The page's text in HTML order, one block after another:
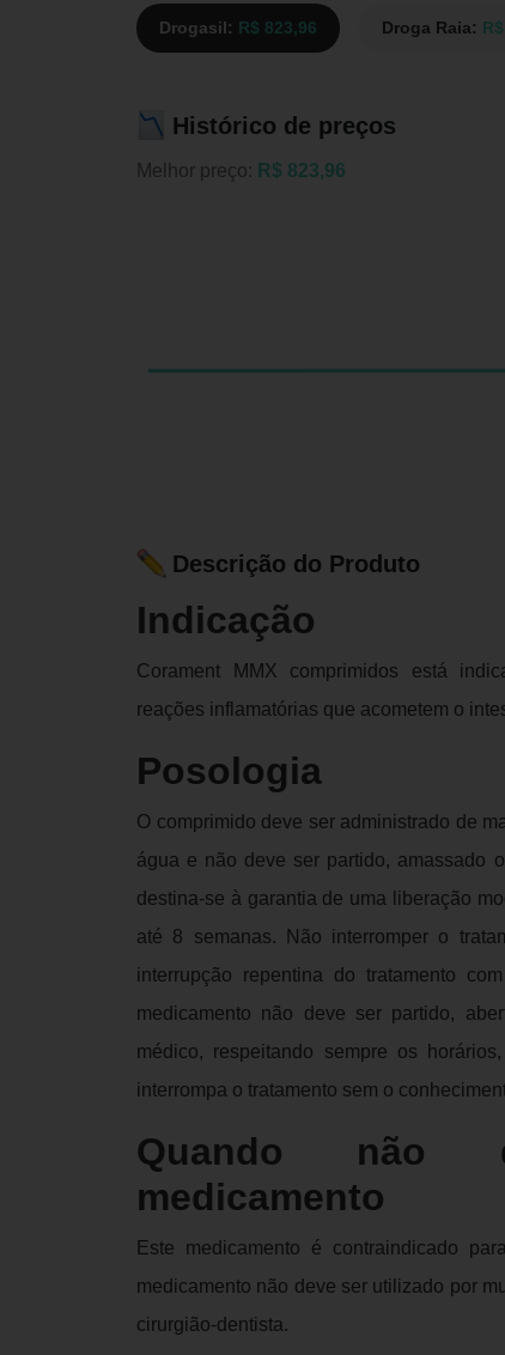
Drogasil: R$ 823,96 Droga Raia:
Histórico de preços
Melhor preço: R$ 823,96
Descrição do Produto
Indicação
Corament MMX comprimidos está
reações inflamatórias que acometem o
Posologia
O comprimido deve ser administrado de
água e não deve ser partido, amassado
destina-se à garantia de uma liberação
até 8 semanas. Não interromper o
interrupção repentina do tratamento
medicamento não deve ser partido,
médico, respeitando sempre os
interrompa o tratamento sem o
Quando não
medicamento
Este medicamento é contraindicado
medicamento não deve ser utilizado por
cirurgião-dentista.